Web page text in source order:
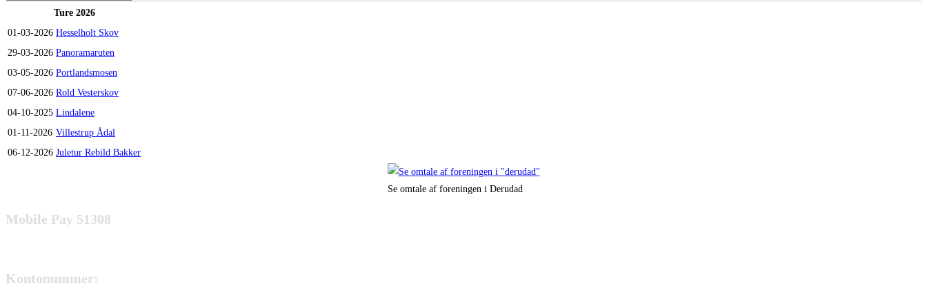
website
Ture 2026
01-03-2026 Hesselholt Skov
29-03-2026 Panoramaruten
03-05-2026 Portlandsmosen
07-06-2026 Rold Vesterskov
04-10-2025 Lindalene
01-11-2026 Villestrup Ådal
06-12-2026 Juletur Rebild Bakker
Se omtale af foreningen i Derudad
Mobile Pay 51308
Kontonummer: